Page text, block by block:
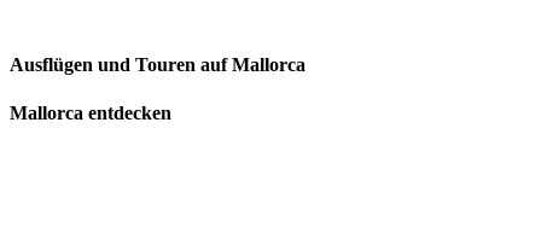
Ausflügen und Touren auf Mallorca
Mallorca entdecken